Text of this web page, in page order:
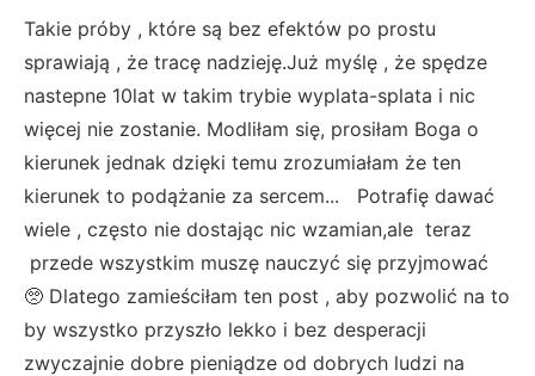
Takie próby , które są bez efektów po prostu
sprawiają , że tracę nadzieję.Już myślę , że spędze
nastepne 10lat w takim trybie wyplata-splata i nic
więcej nie zostanie. Modliłam się, prosiłam Boga o
kierunek jednak dzięki temu zrozumiałam że ten
kierunek to podążanie za sercem... Potrafię dawać
wiele , często nie dostając nic wzamian,ale teraz
przede wszystkim muszę nauczyć się przyjmować
🥺 Dlatego zamieściłam ten post , aby pozwolić na to
by wszystko przyszło lekko i bez desperacji
zwyczajnie dobre pieniądze od dobrych ludzi na